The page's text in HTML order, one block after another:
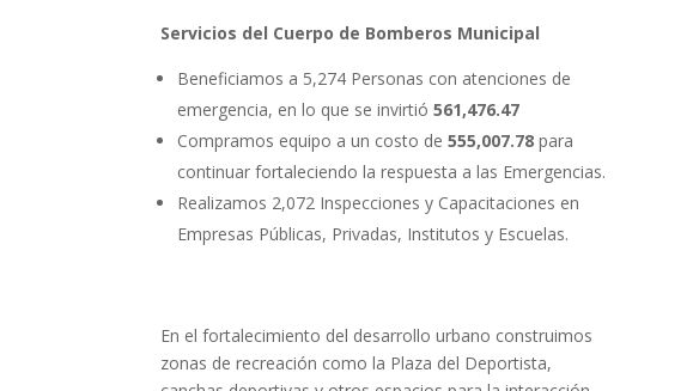
Servicios del Cuerpo de Bomberos Municipal
Beneficiamos a 5,274 Personas con atenciones de
emergencia, en lo que se invirtió561,476.47
Compramos equipo a un costo de555,007.78para
continuar fortaleciendo la respuesta a las Emergencias.
Realizamos 2,072 Inspecciones y Capacitaciones en
Empresas Públicas, Privadas, Institutos y Escuelas.
En el fortalecimiento del desarrollo urbano construimos
zonas de recreación como la Plaza del Deportista,